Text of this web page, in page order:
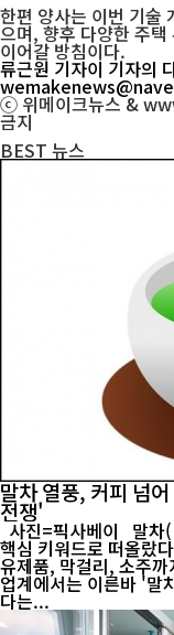
한편 양사는 이번 기술
으며, 향후 다양한 주
이어갈 방침이다.
류근원 기자이 기자의
ⓒ 위메이크뉴스 &
금지
BEST 뉴스
말차 열풍, 커피 넘
전쟁'
사진=픽사베이 말차(Matcha)가 올여름 식음료업계를 관통하는
핵심 키워드로 떠올랐
유제품, 막걸리, 소주
업계에서는 이른바 '
다는...